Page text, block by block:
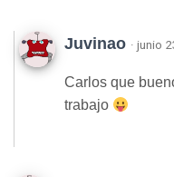
Juvinao · junio
Carlos que
trabajo